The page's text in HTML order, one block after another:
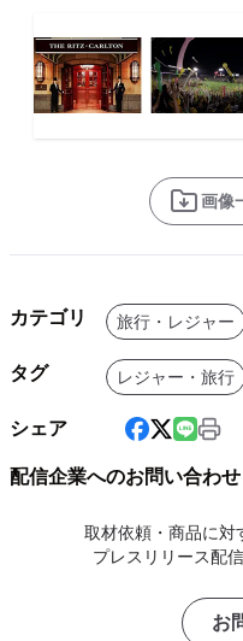
画像
カテゴリ 旅行・レジャー
タグ レジャー・旅行
シェア
配信企業へのお問い合わせ
取材依頼・商品に対
プレスリリース配
お